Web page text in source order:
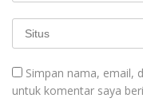
Simpan nama, email,
untuk komentar saya